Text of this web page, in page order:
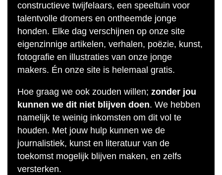
constructieve twijfelaars, een speeltuin voor
talentvolle dromers en ontheemde jonge
honden. Elke dag verschijnen op onze site
eigenzinnige artikelen, verhalen, poëzie, kunst,
fotografie en illustraties van onze jonge
makers. Én onze site is helemaal gratis.
Hoe graag we ook zouden willen; zonder jou
kunnen we dit niet blijven doen. We hebben
namelijk te weinig inkomsten om dit vol te
houden. Met jouw hulp kunnen we de
journalistiek, kunst en literatuur van de
toekomst mogelijk blijven maken, en zelfs
versterken.